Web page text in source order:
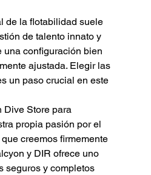
de la flotabilidad suele
de talento innato y
una configuración bien
ajustada. Elegir las
un paso crucial en este
Dive Store para
propia pasión por el
creemos firmemente
y DIR ofrece uno
seguros y completos